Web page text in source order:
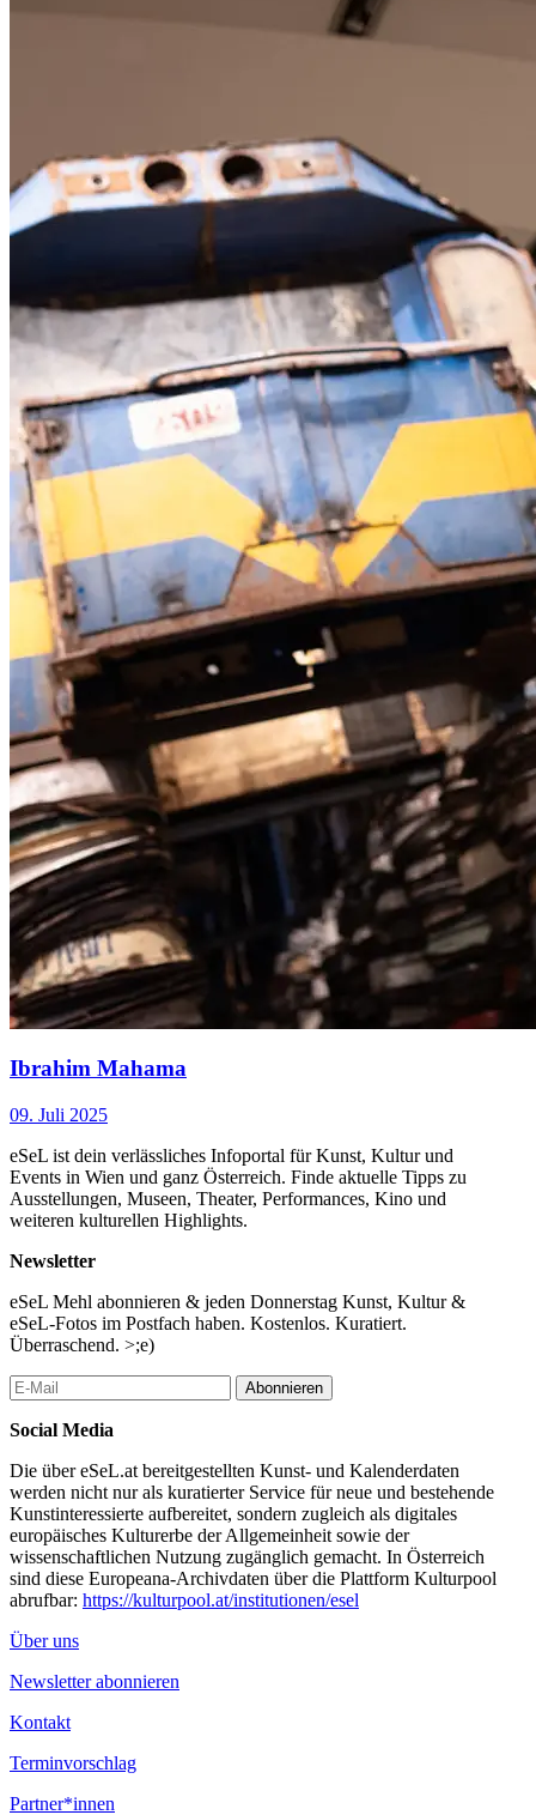
Diese „headpans“ sind ein gängiges Gefäß, das in Ghana zum
Zug gestapelt, tragen sie eine Lokomotive, die als eine andere Art
von Gefäß verstanden werden kann. Der Zug wurde in den
1960er-Jahren, dem Jahrzehnt nach der Unabhängigkeit des
Landes, aus Deutschland importiert, um auf den Strecken
eingesetzt zu werden, die für den Transport von Mineralien und
Gütern wie Kaffee und Kakao zum Hafen und den
darauffolgenden Weitertransport nach Europa gebaut wurden.
Diese Infrastruktur hat die Wirtschaft des Landes grundlegend
geprägt, indem sie das Land für „Entwicklung“ öffnete,
gleichzeitig aber seine reichhaltigen natürlichen Ressourcen
zerstörte. In Mahamas Skulptur wirkt die Lokomotive wie von
innen ausgehöhlt – eine leere Metallhülle, die eine Leerstelle
einschließt.
Eine begleitende fotografische Serie zeigt den körperlichen
Verschleiß, der durch das tägliche Tragen der „headpans“
entsteht. Dazu gehören über 100 Röntgenbilder von
Wirbelsäulendeformationen. Diese Bilder sind in ein Metallgerüst
eingefasst, das wiederum dem Zug entnommen wurde.
Gleichzeitig Symbol und System kolonialer und kapitalistischer
Ausbeutung, stellt Mahamas Kritik die Eisenbahn als eine
Infrastruktur dar, die buchstäblich auf dem Rücken der
ghanaischen Bevölkerung errichtet wurde.
Biographie
Ibrahim Mahama (geb. 1987, Tamale, Ghana) hatte
Einzelausstellungen im Fruitmarket, Edinburgh (2024);
Kunsthalle Osnabrück, Deutschland (2023); Oude Kerk,
Amsterdam; Frac des Pays de la Loire, Nantes (beide 2022);
University of Michigan Museum of Art (2020); Tel Aviv Art
Museum (2016) und K.N.U.S.T Museum, Kumasi (2013). Zu
seinen Werken für den öffentlichen Raum gehören
Auftragsarbeiten für das Barbican Centre (2024), die Stadt
Osnabrück (2023) und The High Line, New York (2021). Seine
Werke wurden auch im Rahmen zahlreicher
Gruppenausstellungen präsentiert, darunter in der Sharjah
Biennale 15, der 18. Biennale Architettura, Venedig, der 35.
Bienal de São Paulo (alle 2023), im Museum of Fine Arts,
Houston (2021); im Centre Pompidou, Paris; der 22. Biennale
von Sydney; der Stellenbosch Triennale (alle 2020); der 6.
Lubumbashi Biennale; im Ghana Pavillon der 58. Biennale Arte,
Venedig (beide 2019); der Documenta 14, Athen und Kassel
(2017); dem Broad Art Museum, Michigan State University; der
Kunsthal Charlottenborg, Kopenhagen und Holbæk (beide 2016);
der 56. Biennale Arte, Venedig und im K21, Düsseldorf (beide
35. Grafikbiennale von Ljubljana (2023) ernannt. Er ist
Foundation. Mahama lebt und arbeitet in Accra, Kumasi und
Tamale, wo er mehrere von Künstler*innen geleitete
Gemeinschaftsinitiativen gegründet hat, darunter das Savannah
Centre for Contemporary Art (SCCA) im Jahr 2019, das Red
Clay Studio im Jahr 2020 und vor kurzem das Nkrumah Volini
(alle in Tamale).
...Mehr lesen
Ibrahim Mahama
09. Juli 2025
eSeL ist dein verlässliches Infoportal für Kunst, Kultur und
Events in Wien und ganz Österreich. Finde aktuelle Tipps zu
Ausstellungen, Museen, Theater, Performances, Kino und
weiteren kulturellen Highlights.
Newsletter
eSeL Mehl abonnieren & jeden Donnerstag Kunst, Kultur &
eSeL-Fotos im Postfach haben. Kostenlos. Kuratiert.
Überraschend. >;e)
Abonnieren
Social Media
Die über eSeL.at bereitgestellten Kunst- und Kalenderdaten
werden nicht nur als kuratierter Service für neue und bestehende
Kunstinteressierte aufbereitet, sondern zugleich als digitales
europäisches Kulturerbe der Allgemeinheit sowie der
wissenschaftlichen Nutzung zugänglich gemacht. In Österreich
sind diese Europeana-Archivdaten über die Plattform Kulturpool
abrufbar: https://kulturpool.at/institutionen/esel
Über uns
Newsletter abonnieren
Kontakt
Terminvorschlag
Partner*innen